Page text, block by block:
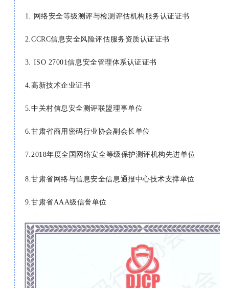
1. 网络安全等级测评与检测评估机构服务认证证书
2.CCRC信息安全风险评估服务资质认证证书
3. ISO 27001信息安全管理体系认证证书
4.高新技术企业证书
5.中关村信息安全测评联盟理事单位
6.甘肃省商用密码行业协会副会长单位
7.2018年度全国网络安全等级保护测评机构先进单位
8.甘肃省网络与信息安全信息通报中心技术支撑单位
9.甘肃省AAA级信誉单位